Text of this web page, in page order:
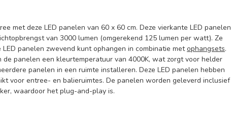
met deze LED panelen van 60 x 60 cm. Deze vierkante LED panelen
van 3000 lumen (omgerekend 125 lumen per watt). Ze
panelen zwevend kunt ophangen in combinatie metophangsets.
panelen een kleurtemperatuur van 4000K, wat zorgt voor helder
panelen in een ruimte installeren. Deze LED panelen hebben
voor entree- en balieruimtes. De panelen worden geleverd inclusief
waardoor het plug-and-play is.